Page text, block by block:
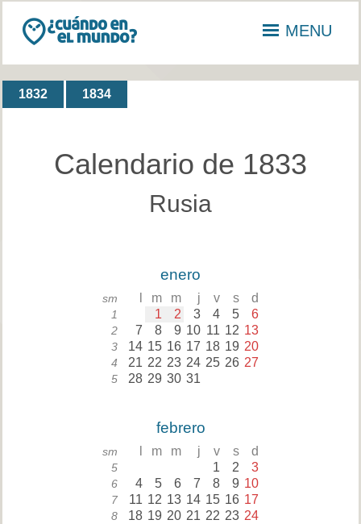
MENU
1832 1834
Calendario de 1833
Rusia
enero
sm m m j v s d
1 1 2 3 4 5 6
2 7 8 9 10 11 12 13
3 14 15 16 17 18 19 20
4 21 22 23 24 25 26 27
5 28 29 30 31
febrero
sm m m j v s d
5 1 2 3
6 4 5 6 7 8 9 10
7 11 12 13 14 15 16 17
8 18 19 20 21 22 23 24